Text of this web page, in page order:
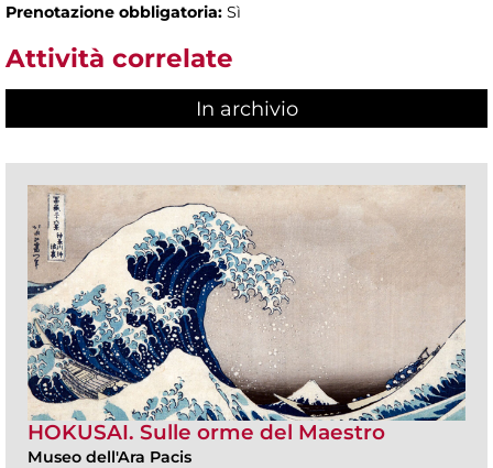
Prenotazione obbligatoria: Sì
Attività correlate
In archivio
HOKUSAI. Sulle orme del Maestro
Museo dell'Ara Pacis